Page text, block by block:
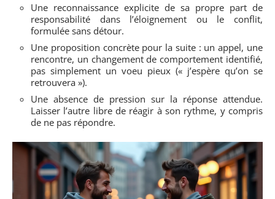
Une reconnaissance explicite de sa propre part de
responsabilité dans l’éloignement ou le conflit,
formulée sans détour.
Une proposition concrète pour la suite : un appel, une
rencontre, un changement de comportement identifié,
pas simplement un voeu pieux (« j’espère qu’on se
retrouvera »).
Une absence de pression sur la réponse attendue.
Laisser l’autre libre de réagir à son rythme, y compris
de ne pas répondre.